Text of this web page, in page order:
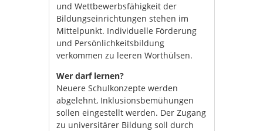
und Wettbewerbsfähigkeit der
Bildungseinrichtungen stehen im
Mittelpunkt. Individuelle Förderung
und Persönlichkeitsbildung
verkommen zu leeren Worthülsen.
Wer darf lernen?
Neuere Schulkonzepte werden
abgelehnt, Inklusionsbemühungen
sollen eingestellt werden. Der Zugang
zu universitärer Bildung soll durch